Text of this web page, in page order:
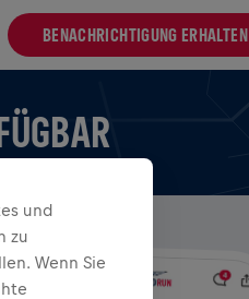
BENACHRICHTIGUNG ERHALTEN
und
zu
Wenn Sie